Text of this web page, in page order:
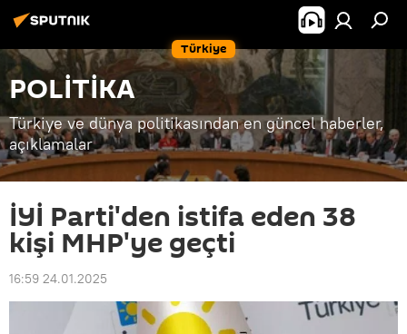
Türkiye
POLİTİKA
Türkiye ve dünya politikasından en güncel haberler,
açıklamalar
İYİ Parti'den istifa eden 38
kişi MHP'ye geçti
16:59 24.01.2025